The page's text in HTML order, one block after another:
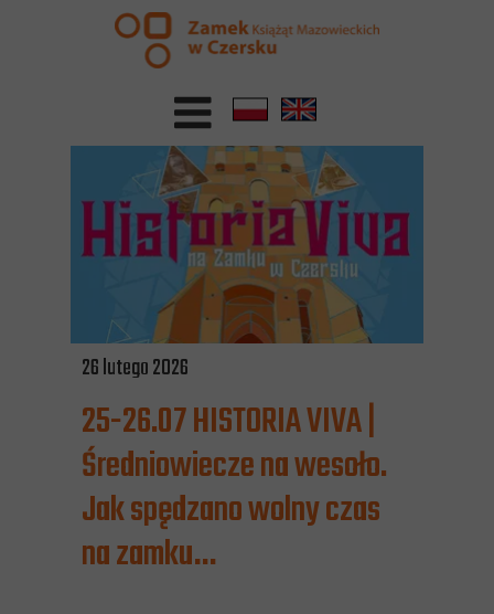
26 lutego 2026
25-26.07 HISTORIA VIVA |
Średniowiecze na wesoło.
Jak spędzano wolny czas
na zamku…